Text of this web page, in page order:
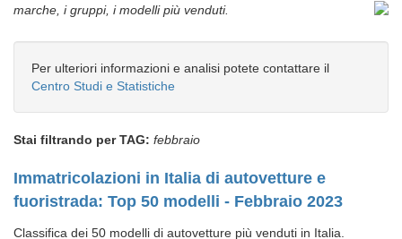
marche, i gruppi, i modelli più venduti.
Per ulteriori informazioni e analisi potete contattare il
Centro Studi e Statistiche
Stai filtrando per TAG: febbraio
Immatricolazioni in Italia di autovetture e
fuoristrada: Top 50 modelli - Febbraio 2023
Classifica dei 50 modelli di autovetture più venduti in Italia.